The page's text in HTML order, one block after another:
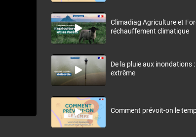
Climadiag Agriculture et
réchauffement climatique
De la pluie aux inondations
extrême
Comment prévoit-on le